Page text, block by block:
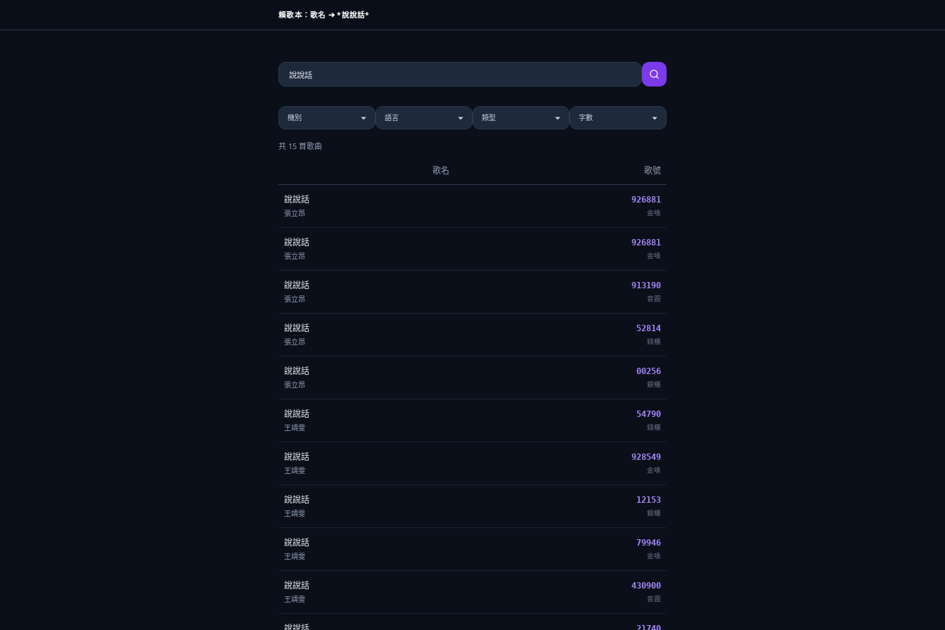
賴歌本：歌名 ➔ *說說話*
共 15 首歌曲
歌名 歌號
說說話
張立昂
926881
金嗓
說說話
張立昂
926881
金嗓
說說話
張立昂
913190
音圓
說說話
張立昂
52814
錢櫃
說說話
張立昂
00256
銀櫃
說說話
王靖雯
54790
錢櫃
說說話
王靖雯
928549
金嗓
說說話
王靖雯
12153
銀櫃
說說話
王靖雯
79946
金嗓
說說話
王靖雯
430900
音圓